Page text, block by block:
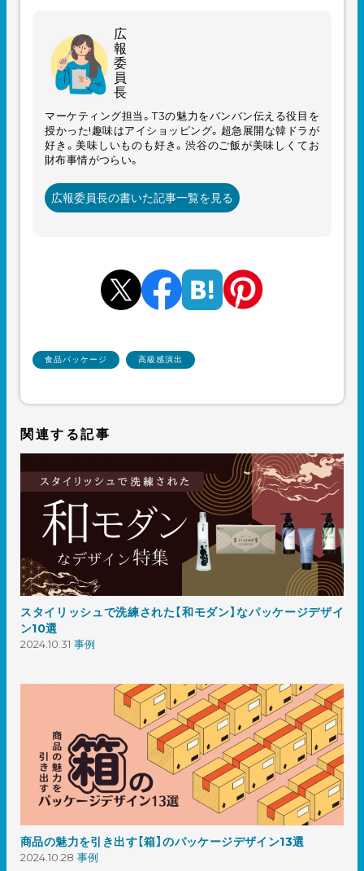
広
報
委
員
長
マーケティング担当。T3の魅力をバンバン伝える役目を
授かった!趣味はアイショッピング。超急展開な韓ドラが
好き。美味しいものも好き。渋谷のご飯が美味しくてお
財布事情がつらい。
広報委員長の書いた記事一覧を見る
食品パッケージ 高級感演出
関連する記事
スタイリッシュで洗練された【和モダン】なパッケージデザイ
ン10選
2024.10.31 事例
商品の魅力を引き出す【箱】のパッケージデザイン13選
2024.10.28 事例